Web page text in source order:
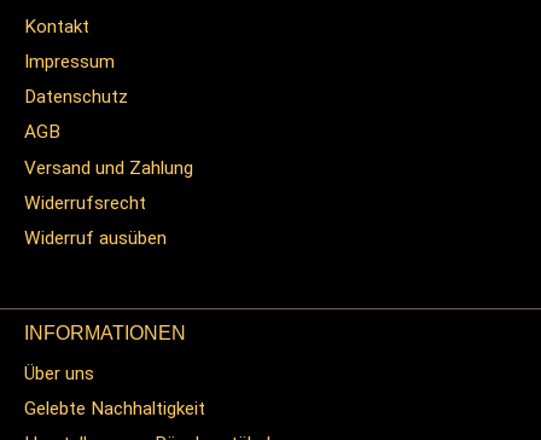
Kontakt
Impressum
Datenschutz
AGB
Versand und Zahlung
Widerrufsrecht
Widerruf ausüben
INFORMATIONEN
Über uns
Gelebte Nachhaltigkeit